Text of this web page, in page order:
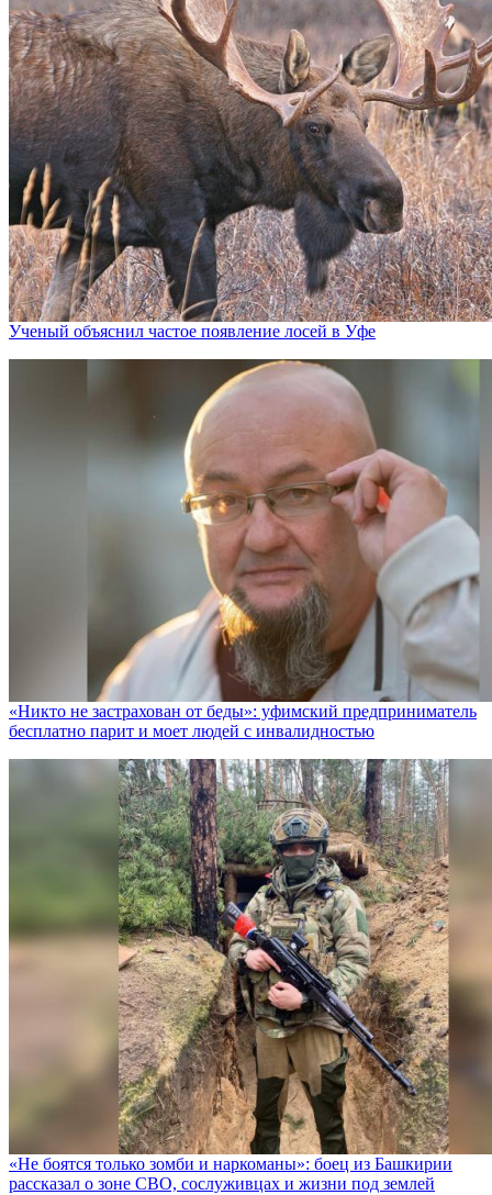
Ученый объяснил частое появление лосей в Уфе
«Никто не заcтрахован от беды»: уфимский предприниматель
бесплатно парит и моет людей с инвалидностью
«Не боятся только зомби и наркоманы»: боец из Башкирии
рассказал о зоне СВО, сослуживцах и жизни под землей